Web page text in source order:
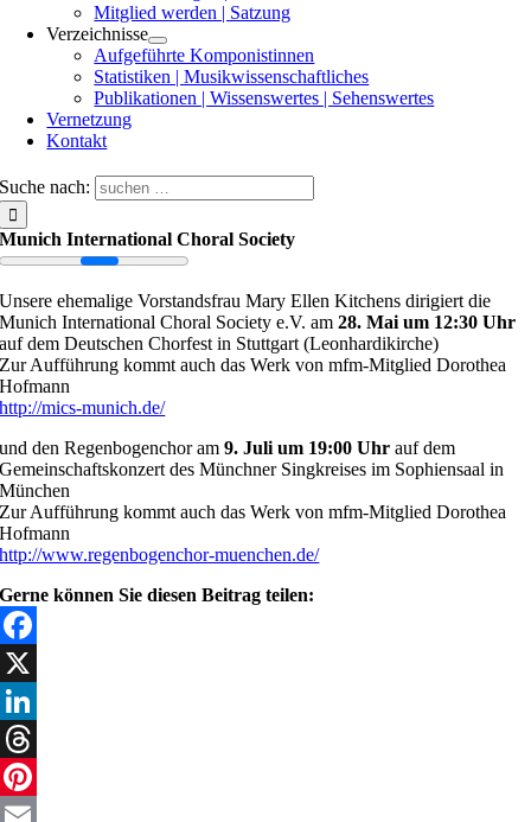
Mitglied werden | Satzung
Verzeichnisse
Aufgeführte Komponistinnen
Statistiken | Musikwissenschaftliches
Publikationen | Wissenswertes | Sehenswertes
Vernetzung
Kontakt
Suche nach:
Munich International Choral Society
Unsere ehemalige Vorstandsfrau Mary Ellen Kitchens dirigiert die
Munich International Choral Society e.V.​ am28. Mai um 12:30 Uhr
auf dem Deutschen Chorfest in Stuttgart (Leonhardikirche)
Zur Aufführung kommt auch das Werk von mfm-Mitglied Dorothea
Hofmann
http://mics-munich.de/
und den Regenbogenchor am9. Juli um 19:00 Uhr auf dem
Gemeinschaftskonzert des Münchner Singkreises im Sophiensaal in
München
Zur Aufführung kommt auch das Werk von mfm-Mitglied Dorothea
Hofmann
http://www.regenbogenchor-muenchen.de/
Gerne können Sie diesen Beitrag teilen:
Facebook
X
LinkedIn
Threads
Pinterest